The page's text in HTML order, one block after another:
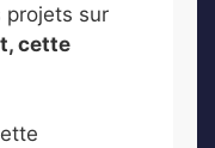
projets sur
cette